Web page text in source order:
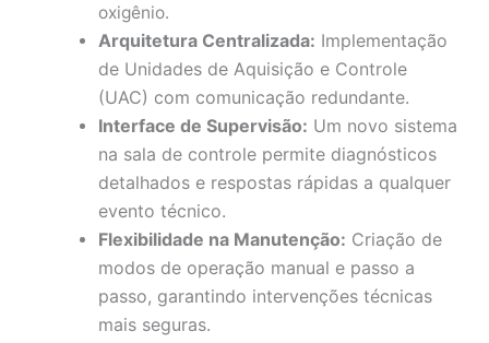
oxigênio.
Arquitetura Centralizada: Implementação
de Unidades de Aquisição e Controle
(UAC) com comunicação redundante.
Interface de Supervisão: Um novo sistema
na sala de controle permite diagnósticos
detalhados e respostas rápidas a qualquer
evento técnico.
Flexibilidade na Manutenção: Criação de
modos de operação manual e passo a
passo, garantindo intervenções técnicas
mais seguras.